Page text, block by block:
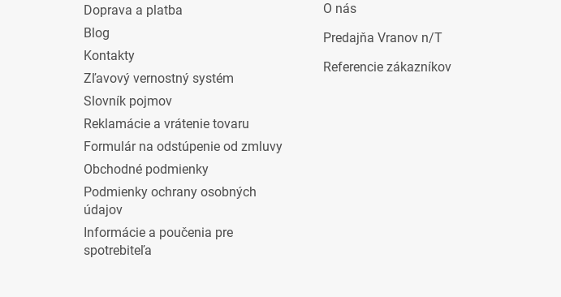
Doprava a platba
Blog
Kontakty
Zľavový vernostný systém
Slovník pojmov
Reklamácie a vrátenie tovaru
Formulár na odstúpenie od zmluvy
Obchodné podmienky
Podmienky ochrany osobných
údajov
Informácie a poučenia pre
spotrebiteľa
O nás
Predajňa Vranov n/T
Referencie zákazníkov